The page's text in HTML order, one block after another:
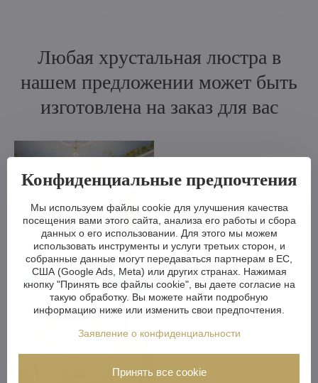
Любая хрустальная люстра в
нашем предложении может быть
изготовлена на заказ для вас
Конфиденциальные предпочтения
Мы используем файлы cookie для улучшения качества
посещения вами этого сайта, анализа его работы и сбора
данных о его использовании. Для этого мы можем
использовать инструменты и услуги третьих сторон, и
собранные данные могут передаваться партнерам в ЕС,
США (Google Ads, Meta) или других странах. Нажимая
кнопку "Принять все файлы cookie", вы даете согласие на
такую обработку. Вы можете найти подробную
информацию ниже или изменить свои предпочтения.
Заявление о конфиденциальности
Принять все cookie